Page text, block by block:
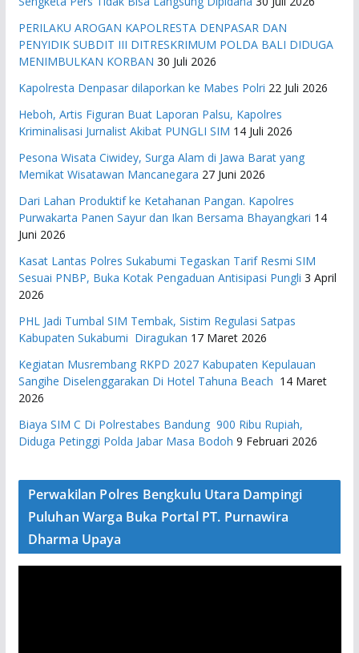
PERILAKU AROGAN KAPOLRESTA DENPASAR DAN
PENYIDIK SUBDIT III DITRESKRIMUM POLDA BALI DIDUGA
MENIMBULKAN KORBAN 30 Juli 2026
Kapolresta Denpasar dilaporkan ke Mabes Polri 22 Juli 2026
Heboh, Artis Figuran Buat Laporan Palsu, Kapolres
Kriminalisasi Jurnalist Akibat PUNGLI SIM 14 Juli 2026
Pesona Wisata Ciwidey, Surga Alam di Jawa Barat yang
Memikat Wisatawan Mancanegara 27 Juni 2026
Dari Lahan Produktif ke Ketahanan Pangan. Kapolres
Purwakarta Panen Sayur dan Ikan Bersama Bhayangkari 14
Juni 2026
Kasat Lantas Polres Sukabumi Tegaskan Tarif Resmi SIM
Sesuai PNBP, Buka Kotak Pengaduan Antisipasi Pungli 3 April
2026
PHL Jadi Tumbal SIM Tembak, Sistim Regulasi Satpas
Kabupaten Sukabumi Diragukan 17 Maret 2026
Kegiatan Musrembang RKPD 2027 ​Kabupaten Kepulauan
Sangihe Diselenggarakan Di Hotel Tahuna Beach 14 Maret
2026
Biaya SIM C Di Polrestabes Bandung 900 Ribu Rupiah,
Diduga Petinggi Polda Jabar Masa Bodoh 9 Februari 2026
Perwakilan Polres Bengkulu Utara Dampingi
Puluhan Warga Buka Portal PT. Purnawira
Dharma Upaya